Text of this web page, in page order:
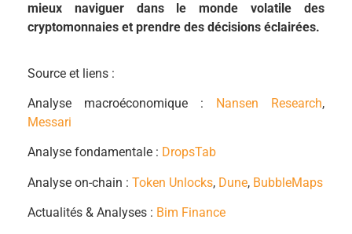
mieux naviguer dans le monde volatile des
cryptomonnaies et prendre des décisions éclairées.
Source et liens :
Analyse macroéconomique : Nansen Research,
Messari
Analyse fondamentale : DropsTab
Analyse on-chain : Token Unlocks, Dune, BubbleMaps
Actualités & Analyses : Bim Finance